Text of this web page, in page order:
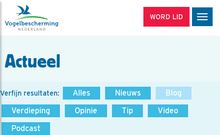
WORD LID
Actueel
Verfijn resultaten: Alles Nieuws
Blog
Verdieping
Opinie Tip
Video
Podcast